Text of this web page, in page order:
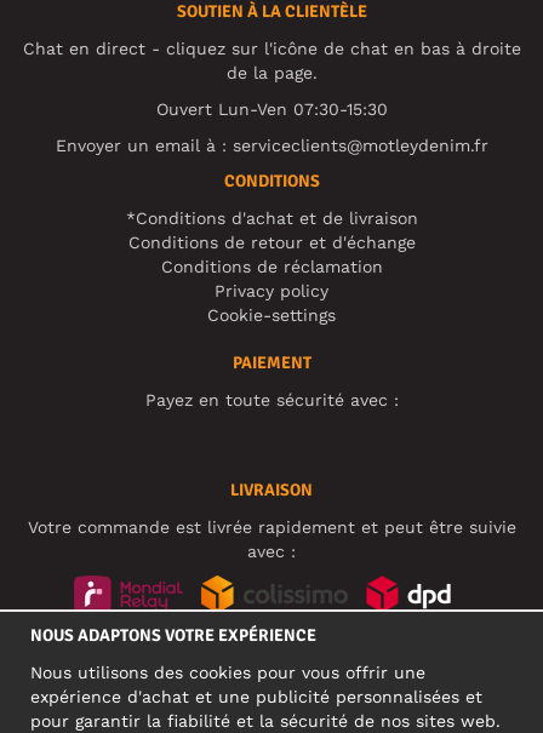
SOUTIEN À LA CLIENTÈLE
Chat en direct - cliquez sur l'icône de chat en bas à droite
de la page.
Ouvert Lun-Ven 07:30-15:30
Envoyer un email à : serviceclients@motleydenim.fr
CONDITIONS
*Conditions d'achat et de livraison
Conditions de retour et d'échange
Conditions de réclamation
Privacy policy
Cookie-settings
PAIEMENT
Payez en toute sécurité avec :
LIVRAISON
Votre commande est livrée rapidement et peut être suivie
avec :
NOUS ADAPTONS VOTRE EXPÉRIENCE
Nous utilisons des cookies pour vous offrir une
expérience d'achat et une publicité personnalisées et
pour garantir la fiabilité et la sécurité de nos sites web.